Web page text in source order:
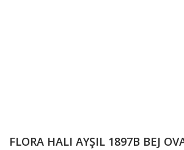
FLORA HALI AYŞIL 1897B BEJ